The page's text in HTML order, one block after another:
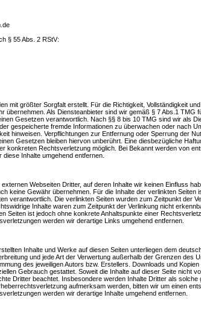
§ 55 Abs. 2 RStV:
mit größter Sorgfalt erstellt. Für die Richtigkeit, Vollständigkeit
übernehmen. Als Diensteanbieter sind wir gemäß § 7 Abs.1 TMG
Gesetzen verantwortlich. Nach §§ 8 bis 10 TMG sind wir als
gespeicherte fremde Informationen zu überwachen oder nach
hinweisen. Verpflichtungen zur Entfernung oder Sperrung der
Gesetzen bleiben hiervon unberührt. Eine diesbezügliche
konkreten Rechtsverletzung möglich. Bei Bekannt werden von
Inhalte umgehend entfernen.
Webseiten Dritter, auf deren Inhalte wir keinen Einfluss
keine Gewähr übernehmen. Für die Inhalte der verlinkten Seiten
verantwortlich. Die verlinkten Seiten wurden zum Zeitpunkt der
Inhalte waren zum Zeitpunkt der Verlinkung nicht
Seiten ist jedoch ohne konkrete Anhaltspunkte einer
werden wir derartige Links umgehend entfernen.
Inhalte und Werke auf diesen Seiten unterliegen dem
und jede Art der Verwertung außerhalb der Grenzen des
des jeweiligen Autors bzw. Erstellers. Downloads und
Gebrauch gestattet. Soweit die Inhalte auf dieser Seite nicht
Dritter beachtet. Insbesondere werden Inhalte Dritter als solche
aufmerksam werden, bitten wir um einen
werden wir derartige Inhalte umgehend entfernen.